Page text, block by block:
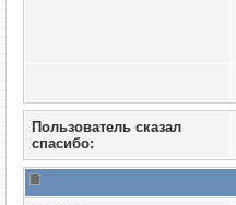
Пользователь сказал
cпасибо: